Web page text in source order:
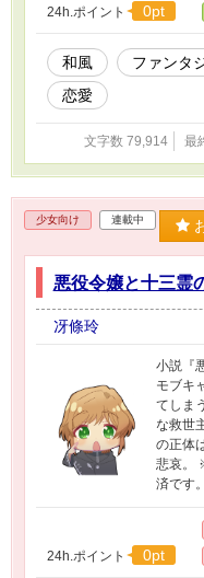
24h.ポイント 0pt
和風 ファンタ
恋愛
文字数 79,914 最
少女向け 連載中
悪役令嬢と十三霊
冴條玲
小説『
モブキ
てしま
な救世
の正体
悲哀。
済です
24h.ポイント 0pt